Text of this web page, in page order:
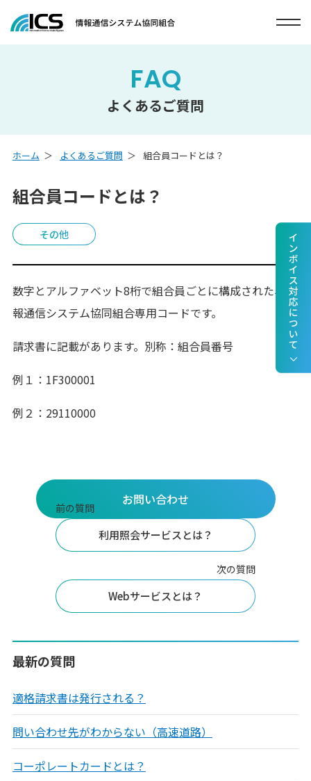
FAQ
よくあるご質問
ホーム よくあるご質問 組合員コードとは？
組合員コードとは？
その他
数字とアルファベット8桁で組合員ごとに構成された、情
報通信システム協同組合専用コードです。
請求書に記載があります。別称：組合員番号
例１：1F300001
例２：29110000
お問い合わせ
前の質問
利用照会サービスとは？
次の質問
Webサービスとは？
最新の質問
適格請求書は発行される？
問い合わせ先がわからない（高速道路）
コーポレートカードとは？